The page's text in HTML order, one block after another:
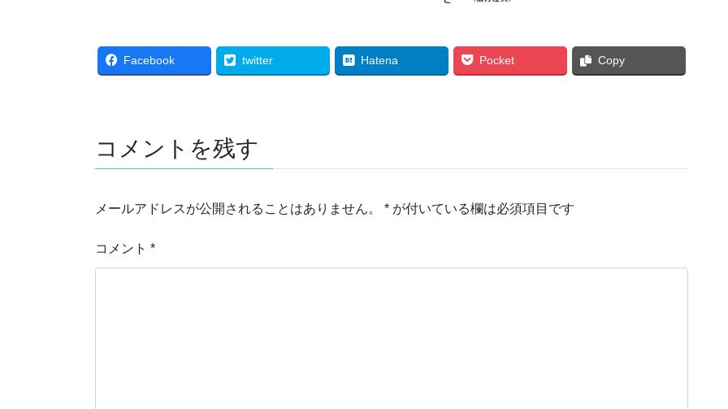
Facebook twitter Hatena Pocket Copy
コメントを残す
メールアドレスが公開されることはありません。 * が付いている欄は必須項目です
コメント *